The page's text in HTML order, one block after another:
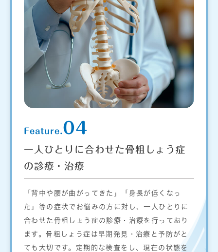
Feature.04
一人ひとりに合わせた骨粗しょう症
の診療・治療
「背中や腰が曲がってきた」「身長が低くなっ
た」等の症状でお悩みの方に対し、一人ひとりに
合わせた骨粗しょう症の診療・治療を行っており
ます。骨粗しょう症は早期発見・治療と予防がと
ても大切です。定期的な検査をし、現在の状態を